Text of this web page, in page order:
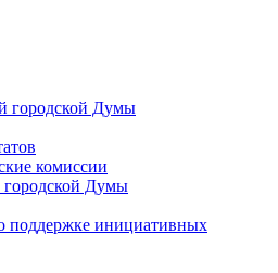
городской Думы
комиссии
городской Думы
поддержке инициативных